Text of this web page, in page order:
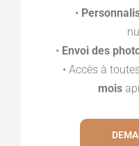
•
• Envoi des
• Accès à
mois